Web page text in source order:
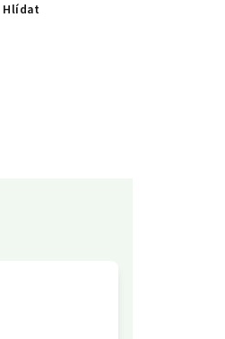
Hlídat